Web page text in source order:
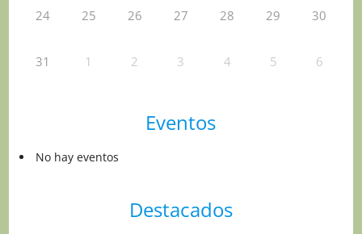
24 25 26 27 28 29 30
31 1 2 3 4 5 6
Eventos
No hay eventos
Destacados